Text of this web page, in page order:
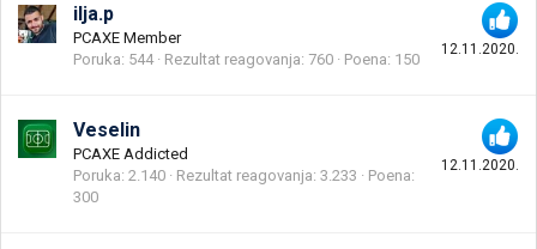
12.11.2020.
ilja.p
PCAXE Member
Poruka 544 Rezultat reagovanja 760 Poena 150
12.11.2020.
Veselin
PCAXE Addicted
Poruka 2.140 Rezultat reagovanja 3.233
Poena
300